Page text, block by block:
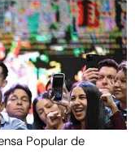
Popular de